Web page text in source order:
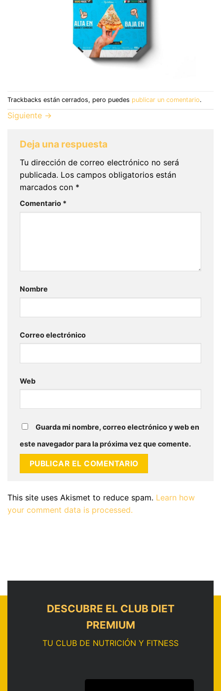
Trackbacks están cerrados, pero puedes publicar un comentario.
Siguiente →
Deja una respuesta
Tu dirección de correo electrónico no será
publicada. Los campos obligatorios están
marcados con *
Comentario *
Nombre
Correo electrónico
Web
Guarda mi nombre, correo electrónico y web en
este navegador para la próxima vez que comente.
This site uses Akismet to reduce spam. Learn how
your comment data is processed.
DESCUBRE EL CLUB DIET
PREMIUM
TU CLUB DE NUTRICIÓN Y FITNESS